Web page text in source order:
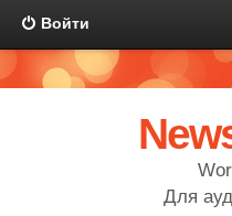
Войти
Для